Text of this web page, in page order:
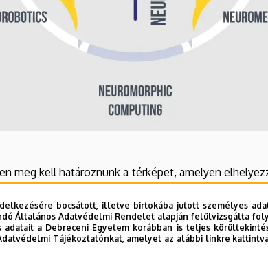
meg kell határoznunk a térképet, amelyen
és jövőbeli kutatásának, oktatásának és
bocsátott, illetve birtokába jutott személyes
Általános Adatvédelmi Rendelet alapján felülvizsgálta
a Debreceni Egyetem korábban is teljes
Tájékoztatónkat, amelyet az alábbi linkre